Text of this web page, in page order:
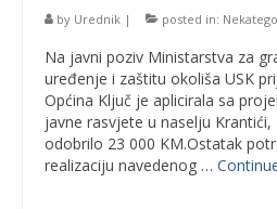
by Urednik | posted in:
Na javni poziv Ministarstva za
uređenje i zaštitu okoliša USK
Općina Ključ je aplicirala sa
javne rasvjete u naselju
odobrilo 23 000 KM.Ostatak
realizaciju navedenog …